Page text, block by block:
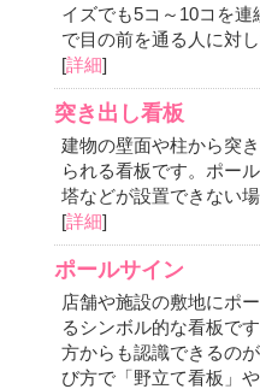
イズでも5コ～10コを連
で目の前を通る人に対
[詳細]
突き出し看板
建物の壁面や柱から突
られる看板です。ポー
塔などが設置できない場
[詳細]
ポールサイン
店舗や施設の敷地にポ
るシンボル的な看板で
方からも認識できるの
び方で「野立て看板」